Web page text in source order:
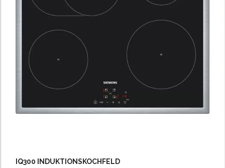
IQ300 INDUKTIONSKOCHFELD